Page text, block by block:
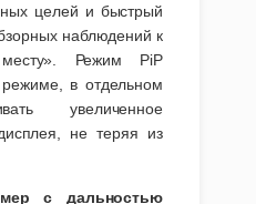
целей и быстрый
наблюдений к
Режим PiP
в отдельном
увеличенное
не теряя из
с дальностью